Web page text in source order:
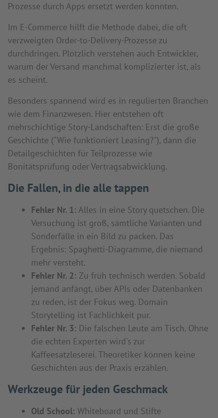
Prozesse durch Apps ersetzt werden konnten.
Im E-Commerce hilft die Methode dabei, die oft
verzweigten Order-to-Delivery-Prozesse zu
durchdringen. Plötzlich verstehen auch Entwickler,
warum der Versand manchmal komplizierter ist, als
es scheint.
Besonders spannend wird es in regulierten Branchen
wie dem Finanzwesen. Hier entstehen oft
mehrschichtige Story-Landschaften: Erst die große
Geschichte ("Wie funktioniert Leasing?"), dann die
Detailgeschichten für Teilprozesse wie
Bonitätsprüfung oder Vertragsabwicklung.
Die Fallen, in die alle tappen
Fehler Nr. 1: Alles in eine Story quetschen. Die
Versuchung ist groß, sämtliche Varianten und
Sonderfälle in ein Bild zu packen. Das
Ergebnis: Spaghetti-Diagramme, die niemand
mehr versteht.
Fehler Nr. 2: Zu früh technisch werden. Sobald
jemand anfängt, über APIs oder Datenbanken
zu reden, ist der Fokus weg. Domain
Storytelling ist Fachlichkeit pur.
Fehler Nr. 3: Die falschen Leute am Tisch. Ohne
die echten Experten wird's zur
Kaffeesatzleserei. Theoretiker können keine
Geschichten aus der Praxis erzählen.
Werkzeuge für jeden Geschmack
Old School: Whiteboard und Stifte